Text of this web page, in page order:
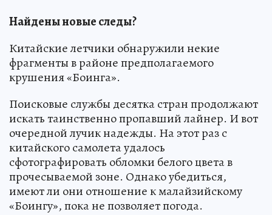
Найдены новые следы?
Китайские летчики обнаружили некие
фрагменты в районе предполагаемого
крушения «Боинга».
Поисковые службы десятка стран продолжают
искать таинственно пропавший лайнер. И вот
очередной лучик надежды. На этот раз с
китайского самолета удалось
сфотографировать обломки белого цвета в
прочесываемой зоне. Однако убедиться,
имеют ли они отношение к малайзийскому
«Боингу», пока не позволяет погода.